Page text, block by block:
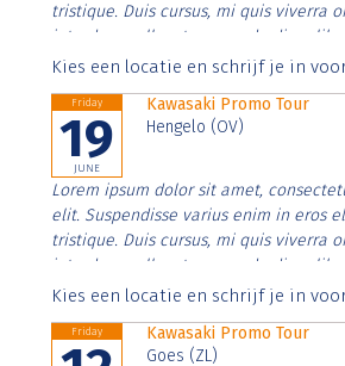
tristique. Duis cursus, mi quis viverra
interdum nulla, ut commodo diam
Aenean faucibus nibh et justo cursus
Kies een locatie en schrijf je in
Friday
19
JUNE
Kawasaki Promo Tour
Hengelo (OV)
Lorem ipsum dolor sit amet,
elit. Suspendisse varius enim in eros
tristique. Duis cursus, mi quis viverra
interdum nulla, ut commodo diam
Aenean faucibus nibh et justo cursus
Kies een locatie en schrijf je in
Friday
Kawasaki Promo Tour
Goes (ZL)